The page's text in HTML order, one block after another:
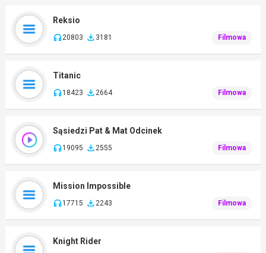
Reksio
20803 3181 Filmowa
Titanic
18423 2664 Filmowa
Sąsiedzi Pat & Mat Odcinek
19095 2555 Filmowa
Mission Impossible
17715 2243 Filmowa
Knight Rider